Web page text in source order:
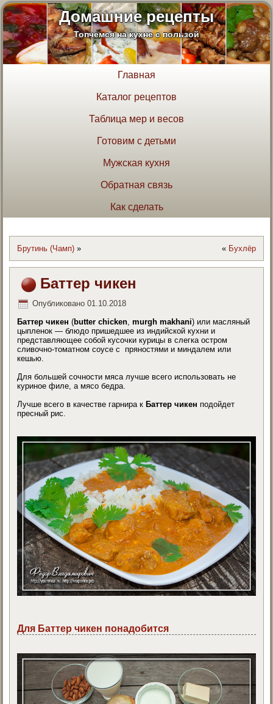
Домашние рецепты
Топчемся на кухне с пользой
Главная
Каталог рецептов
Таблица мер и весов
Готовим с детьми
Мужская кухня
Обратная связь
Как сделать
Брутинь (Чамп) » « Бухлёр
Баттер чикен
Опубликовано 01.10.2018
Баттер чикен (butter chicken,murgh makhani) или масляный
цыпленок — блюдо пришедшее из индийской кухни и
представляющее собой кусочки курицы в слегка остром
сливочно-томатном соусе с пряностями и миндалем или
кешью.
Для большей сочности мяса лучше всего использовать не
куриное филе, а мясо бедра.
Лучше всего в качестве гарнира к Баттер чикен подойдет
пресный рис.
Для Баттер чикен понадобится